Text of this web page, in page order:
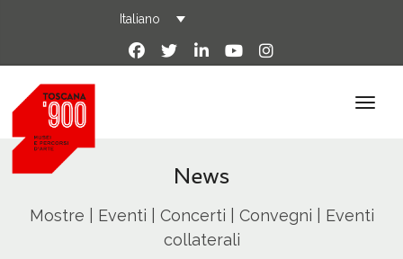
Italiano
News
Mostre | Eventi | Concerti | Convegni | Eventi
collaterali